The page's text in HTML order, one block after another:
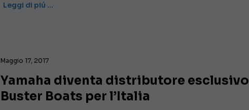
Leggi di piú …
Maggio 17, 2017
Yamaha diventa distributore esclusivo
Buster Boats per l’Italia